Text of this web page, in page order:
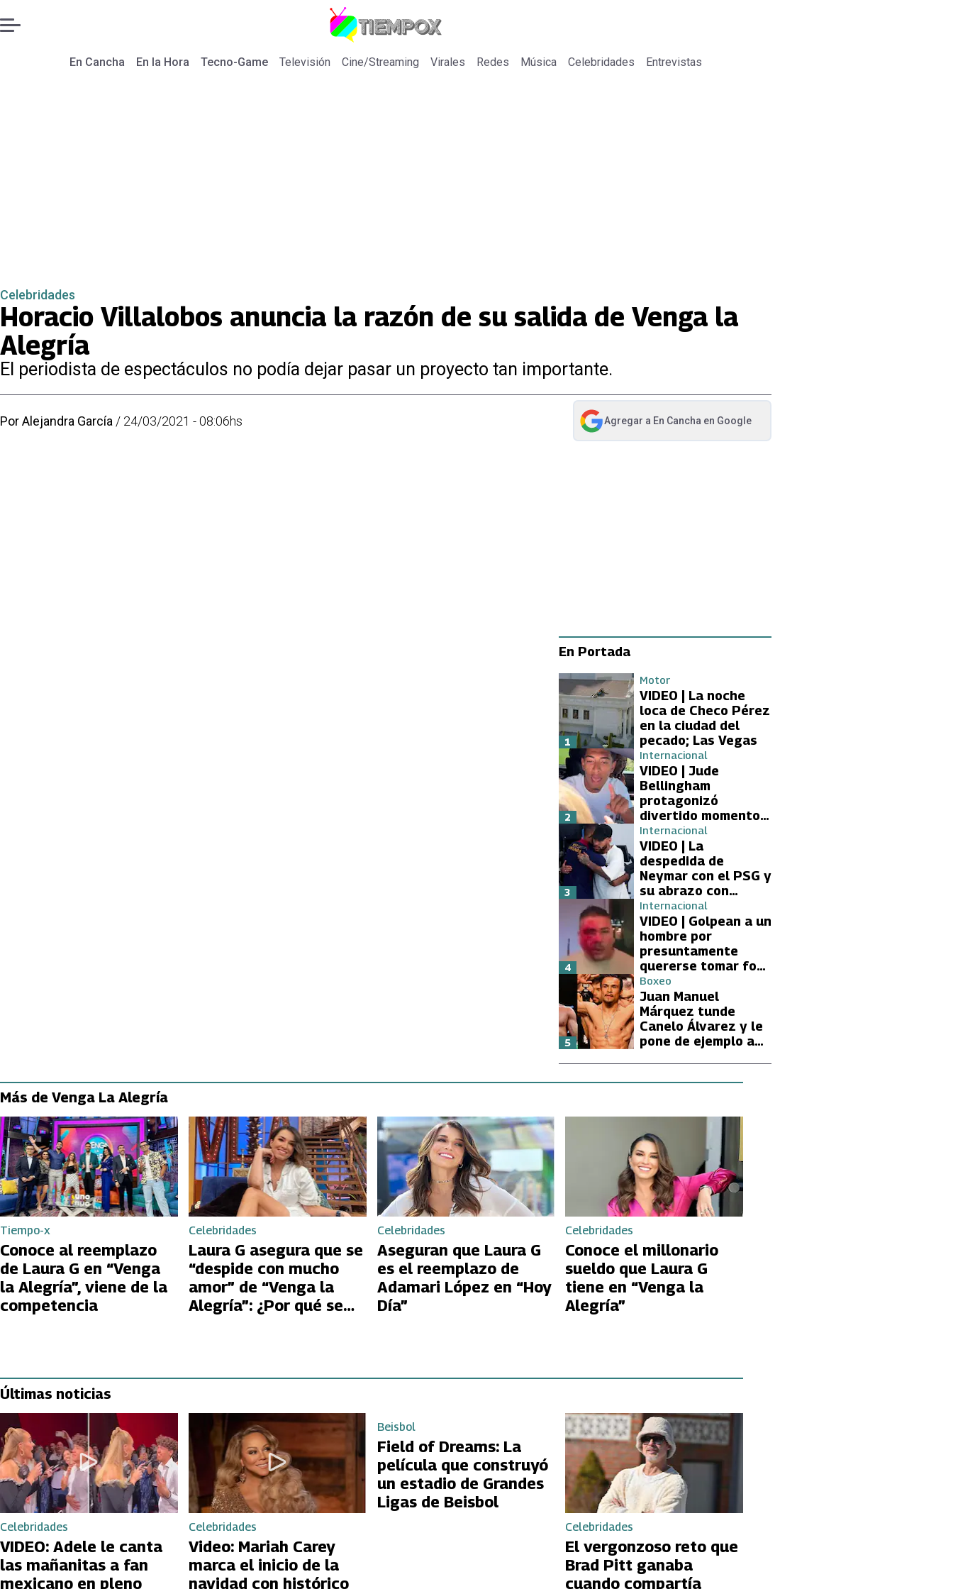
En Cancha En la Hora Tecno-Game Televisión Cine/Streaming Virales Redes Música Celebridades Entrevistas
Celebridades
Horacio Villalobos anuncia la razón de su salida de Venga la
Alegría
El periodista de espectáculos no podía dejar pasar un proyecto tan importante.
PorAlejandra García / 24/03/2021 - 08:06hs Agregar a En Cancha en Google
abre en nueva pestaña
En Portada
Motor
VIDEO | La noche
loca de Checo Pérez
en la ciudad del
pecado; Las Vegas
1
Internacional
VIDEO | Jude
Bellingham
protagonizó
divertido momento
con aficionada del
Real Madrid
2
Internacional
VIDEO | La
despedida de
Neymar con el PSG y
su abrazo con
Kylian Mbappé
3
Internacional
VIDEO | Golpean a un
hombre por
presuntamente
quererse tomar foto
con Lionel Messi
4
Boxeo
Juan Manuel
Márquez tunde
Canelo Álvarez y le
pone de ejemplo a
5
Más de Venga La Alegría
Tiempo-x
Conoce al reemplazo
de Laura G en “Venga
la Alegría”, viene de la
competencia
Celebridades
Laura G asegura que se
“despide con mucho
amor” de “Venga la
Alegría”: ¿Por qué se
Celebridades
Aseguran que Laura G
es el reemplazo de
Adamari López en “Hoy
Día”
Celebridades
Conoce el millonario
sueldo que Laura G
tiene en “Venga la
Alegría”
Últimas noticias
Celebridades
VIDEO: Adele le canta
las mañanitas a fan
mexicano en pleno
Celebridades
Video: Mariah Carey
marca el inicio de la
navidad con histórico
Beisbol
Field of Dreams: La
película que construyó
un estadio de Grandes
Ligas de Beisbol
Celebridades
El vergonzoso reto que
Brad Pitt ganaba
cuando compartía